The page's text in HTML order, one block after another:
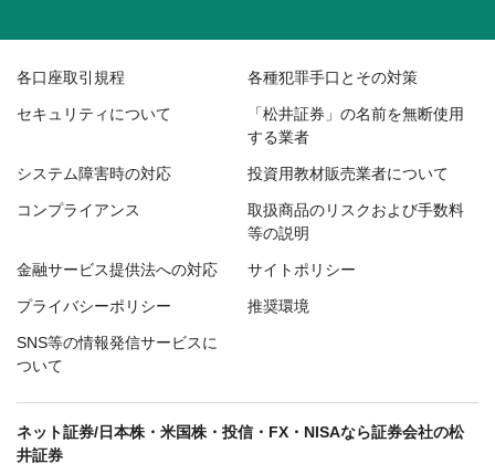
各口座取引規程 各種犯罪手口とその対策
セキュリティについて
「松井証券」の名前を無断使用
する業者
システム障害時の対応 投資用教材販売業者について
コンプライアンス
取扱商品のリスクおよび手数料
等の説明
金融サービス提供法への対応 サイトポリシー
プライバシーポリシー 推奨環境
SNS等の情報発信サービスに
ついて
ネット証券/日本株・米国株・投信・FX・NISAなら証券会社の松
井証券